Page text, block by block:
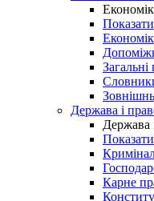
Показати
Держава і
Держава
Показати
Карне